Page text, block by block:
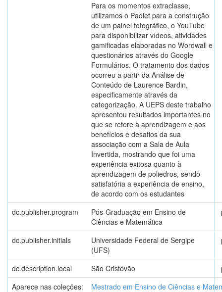
Para os momentos extraclasse,
utilizamos o Padlet para a construção
de um painel fotográfico, o YouTube
para disponibilizar vídeos, atividades
gamificadas elaboradas no Wordwall e
questionários através do Google
Formulários. O tratamento dos dados
ocorreu a partir da Análise de
Conteúdo de Laurence Bardin,
especificamente através da
categorização. A UEPS deste trabalho
apresentou resultados importantes no
que se refere à aprendizagem e aos
benefícios e desafios da sua
associação com a Sala de Aula
Invertida, mostrando que foi uma
experiência exitosa quanto à
aprendizagem de poliedros, sendo
satisfatória a experiência de ensino,
de acordo com os estudantes
dc.publisher.program
Pós-Graduação em Ensino de
Ciências e Matemática
dc.publisher.initials
Universidade Federal de Sergipe
(UFS)
dc.description.local São Cristóvão
Aparece nas coleções:
Mestrado em Ensino de Ciências e